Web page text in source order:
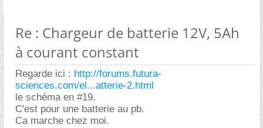
Re : Chargeur de batterie 12V, 5Ah
à courant constant
Regarde ici : http://forums.futura-
sciences.com/el...atterie-2.html
le schéma en #19.
C'est pour une batterie au pb.
Ca marche chez moi.